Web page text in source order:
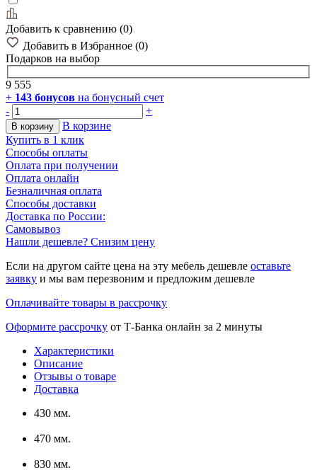
Добавить к сравнению (0)
Добавить в Избранное (0)
Подарков на выбор
9 555
+ 143 бонусов на бонусный счет
-
+
В корзину
В корзине
Купить в 1 клик
Способы оплаты
Оплата при получении
Оплата онлайн
Безналичная оплата
Способы доставки
Доставка по России:
Самовывоз
Нашли дешевле? Снизим цену
Если на другом сайте цена на эту мебель дешевле оставьте
заявку и мы вам перезвоним и предложим дешевле
Оплачивайте товары в рассрочку
Оформите рассрочку от Т-Банка онлайн за 2 минуты
Характеристики
Описание
Отзывы о товаре
Доставка
430 мм.
470 мм.
830 мм.